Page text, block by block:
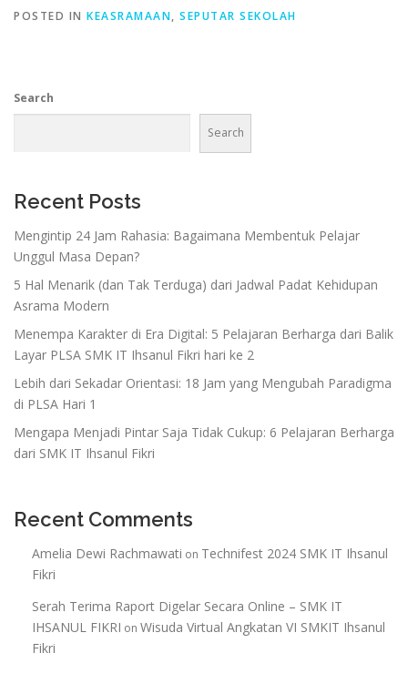
POSTED IN KEASRAMAAN, SEPUTAR SEKOLAH
Search
Search
Recent Posts
Mengintip 24 Jam Rahasia: Bagaimana Membentuk Pelajar
Unggul Masa Depan?
5 Hal Menarik (dan Tak Terduga) dari Jadwal Padat Kehidupan
Asrama Modern
Menempa Karakter di Era Digital: 5 Pelajaran Berharga dari Balik
Layar PLSA SMK IT Ihsanul Fikri hari ke 2
Lebih dari Sekadar Orientasi: 18 Jam yang Mengubah Paradigma
di PLSA Hari 1
Mengapa Menjadi Pintar Saja Tidak Cukup: 6 Pelajaran Berharga
dari SMK IT Ihsanul Fikri
Recent Comments
Amelia Dewi Rachmawati on Technifest 2024 SMK IT Ihsanul
Fikri
Serah Terima Raport Digelar Secara Online – SMK IT
IHSANUL FIKRI on Wisuda Virtual Angkatan VI SMKIT Ihsanul
Fikri